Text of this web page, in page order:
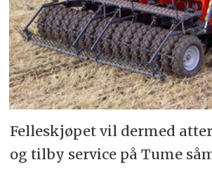
Felleskjøpet vil dermed
og tilby service på Tume